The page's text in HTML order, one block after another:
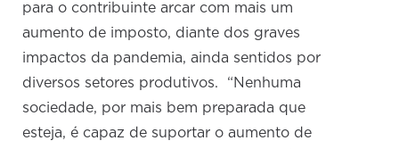
para o contribuinte arcar com mais um
aumento de imposto, diante dos graves
impactos da pandemia, ainda sentidos por
diversos setores produtivos. “Nenhuma
sociedade, por mais bem preparada que
esteja, é capaz de suportar o aumento de